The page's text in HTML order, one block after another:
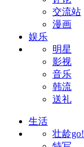
交流站
漫画
娱乐
明星
影视
音乐
韩流
送礼
生活
壮龄go!